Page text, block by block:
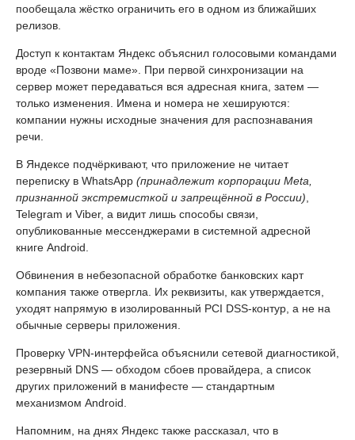
пообещала жёстко ограничить его в одном из ближайших
релизов.
Доступ к контактам Яндекс объяснил голосовыми командами
вроде «Позвони маме». При первой синхронизации на
сервер может передаваться вся адресная книга, затем —
только изменения. Имена и номера не хешируются:
компании нужны исходные значения для распознавания
речи.
В Яндексе подчёркивают, что приложение не читает
переписку в WhatsApp (принадлежит корпорации Meta,
признанной экстремисткой и запрещённой в России)
Telegram и Viber, а видит лишь способы связи,
опубликованные мессенджерами в системной адресной
книге Android.
Обвинения в небезопасной обработке банковских карт
компания также отвергла. Их реквизиты, как утверждается,
уходят напрямую в изолированный PCI DSS-контур, а не на
обычные серверы приложения.
Проверку VPN-интерфейса объяснили сетевой диагностикой,
резервный DNS — обходом сбоев провайдера, а список
других приложений в манифесте — стандартным
механизмом Android.
Напомним, на днях Яндекс также рассказал, что в